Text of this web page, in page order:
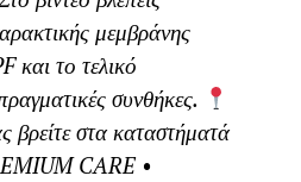
μεμβράνης
και το τελικό
συνθήκες.
βρείτε στα καταστήματά
CARE •